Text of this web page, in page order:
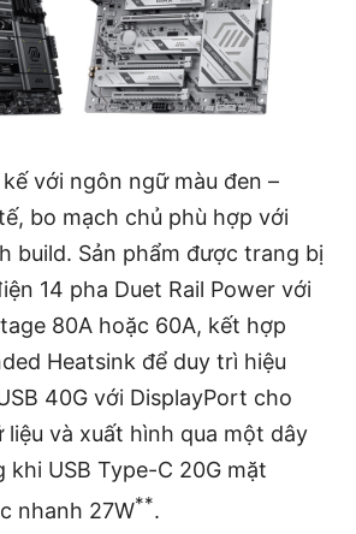
với ngôn ngữ màu đen –
bo mạch chủ phù hợp với
build. Sản phẩm được trang bị
14 pha Duet Rail Power với
80A hoặc 60A, kết hợp
Heatsink để duy trì hiệu
40G với DisplayPort cho
liệu và xuất hình qua một dây
USB Type-C 20G mặt
nhanh 27W**.